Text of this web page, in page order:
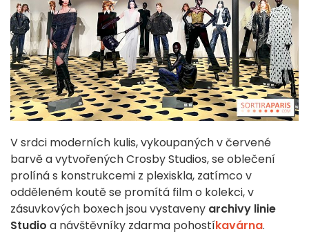
V srdci moderních kulis, vykoupaných v červené
barvě a vytvořených Crosby Studios, se oblečení
prolíná s konstrukcemi z plexiskla, zatímco v
odděleném koutě se promítá film o kolekci, v
zásuvkových boxech jsou vystaveny archivy linie
Studio a návštěvníky zdarma pohostíkavárna.